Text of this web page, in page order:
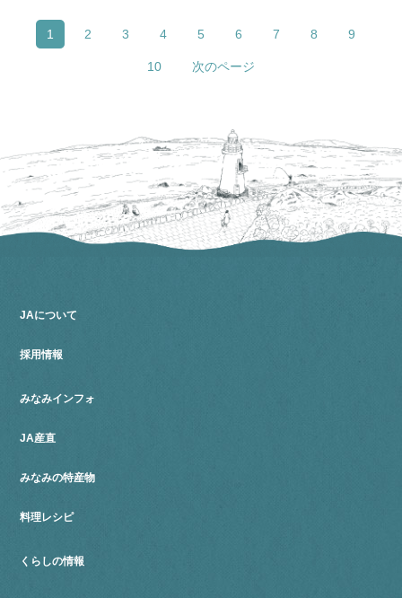
1 2 3 4 5 6 7 8 9
10 次のページ
JAについて
採用情報
みなみインフォ
JA産直
みなみの特産物
料理レシピ
くらしの情報